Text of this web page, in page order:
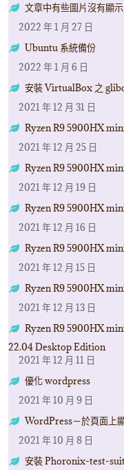
文章中有些圖片沒有顯
2022 年 1 月 27 日
Ubuntu 系統備份
2022 年 1 月 6 日
安裝 VirtualBox 之
2021 年 12 月 31 日
Ryzen R9 5900HX
2021 年 12 月 25 日
Ryzen R9 5900HX
2021 年 12 月 19 日
Ryzen R9 5900HX
2021 年 12 月 16 日
Ryzen R9 5900HX
2021 年 12 月 15 日
Ryzen R9 5900HX
2021 年 12 月 13 日
Ryzen R9 5900HX
22.04 Desktop Edition
2021 年 12 月 11 日
優化 wordpress
2021 年 10 月 9 日
WordPress－於頁面上
2021 年 10 月 8 日
安裝 Phoronix-test-